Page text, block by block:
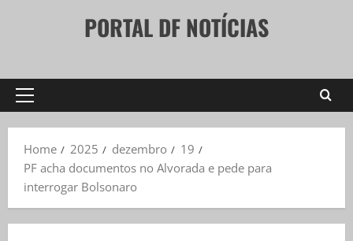
PORTAL DF NOTÍCIAS
Primary
Home
2025 dezembro
19
PF acha documentos no Alvorada e pede para
interrogar Bolsonaro